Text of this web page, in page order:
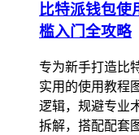
比特派钱包使
槛入门全攻略
专为新手打造比
实用的使用教程
逻辑，规避专业
拆解，搭配配套